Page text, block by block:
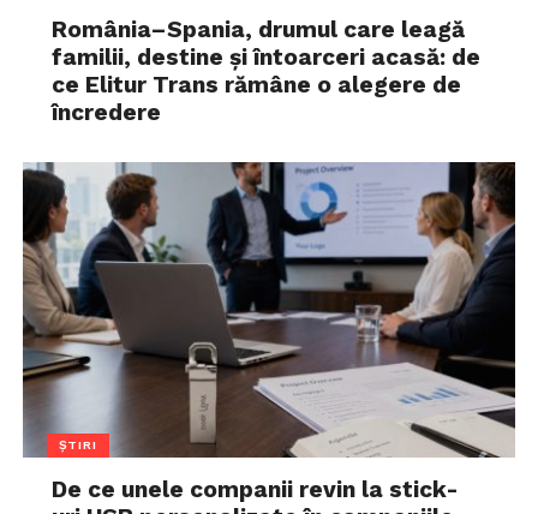
România–Spania, drumul care leagă
familii, destine și întoarceri acasă: de
ce Elitur Trans rămâne o alegere de
încredere
ȘTIRI
De ce unele companii revin la stick-